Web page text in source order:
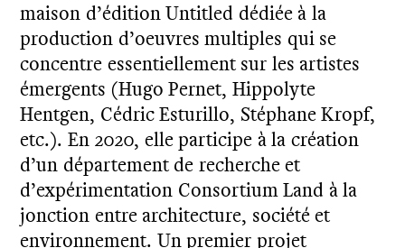
maison d’édition Untitled dédiée à la
production d’oeuvres multiples qui se
concentre essentiellement sur les artistes
émergents (Hugo Pernet, Hippolyte
Hentgen, Cédric Esturillo, Stéphane Kropf,
etc.). En 2020, elle participe à la création
d’un département de recherche et
d’expérimentation Consortium Land à la
jonction entre architecture, société et
environnement. Un premier projet